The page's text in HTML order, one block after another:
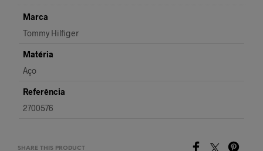
Marca
Tommy Hilfiger
Matéria
Aço
Referência
2700576
SHARE THIS PRODUCT